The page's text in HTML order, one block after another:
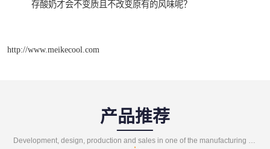
存酸奶才会不变质且不改变原有的风味呢？
http://www.meikecool.com
产品推荐